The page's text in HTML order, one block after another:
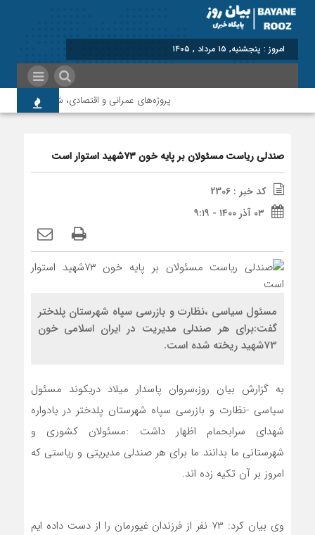
برابر با :
پروژه‌های عمرانی و اقتصادی، شتاب‌دهنده
صندلی ریاست مسئولان بر پایه خون ۷۳شهید استوار است
کد خبر : 2306
۰۳ آذر ۱۴۰۰ - ۹:۱۹
مسئول سیاسی ،نظارت و بازرسی سپاه شهرستان پلدختر
گفت:برای هر صندلی مدیریت در ایران اسلامی خون
73شهید ریخته شده است.
به گزارش بیان روز،سروان پاسدار میلاد دریکوند مسئول
سیاسی -نظارت و بازرسی سپاه شهرستان پلدختر در یادواره
شهدای سرابحمام اظهار داشت :مسئولان کشوری و
شهرستانی ما بدانند ما برای هر صندلی مدیریتی و ریاستی که
امروز بر آن تکیه زده اند.
وی بیان کرد: ۷۳ نفر از فرزندان غیورمان را از دست داده ایم